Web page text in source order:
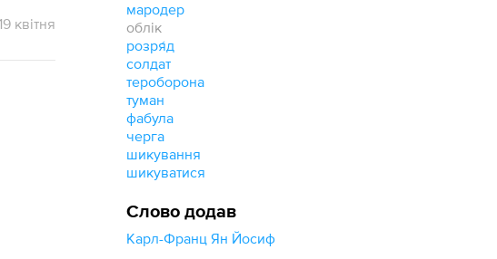
мародер
облік
розря́д
солдат
тероборона
туман
фабула
черга
шикування
шикуватися
Слово додав
Карл-Франц Ян Йосиф
квітня